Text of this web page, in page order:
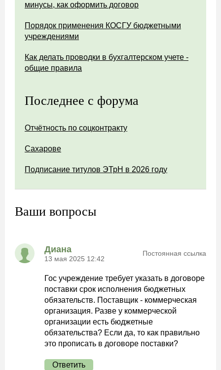
минусы, как оформить договор
Порядок применения КОСГУ бюджетными
учреждениями
Как делать проводки в бухгалтерском учете -
общие правила
Последнее с форума
Отчётность по соцконтракту
Сахарове
Подписание титулов ЭТрН в 2026 году
Ваши вопросы
Диана
13 мая 2025 12:42
Постоянная ссылка
Гос учреждение требует указать в договоре
поставки срок исполнения бюджетных
обязательств. Поставщик - коммерческая
организация. Разве у коммерческой
организации есть бюджетные
обязательства? Если да, то как правильно
это прописать в договоре поставки?
Ответить